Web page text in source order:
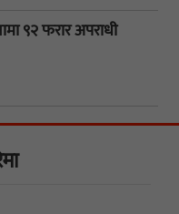
९२ फरार अपराधी